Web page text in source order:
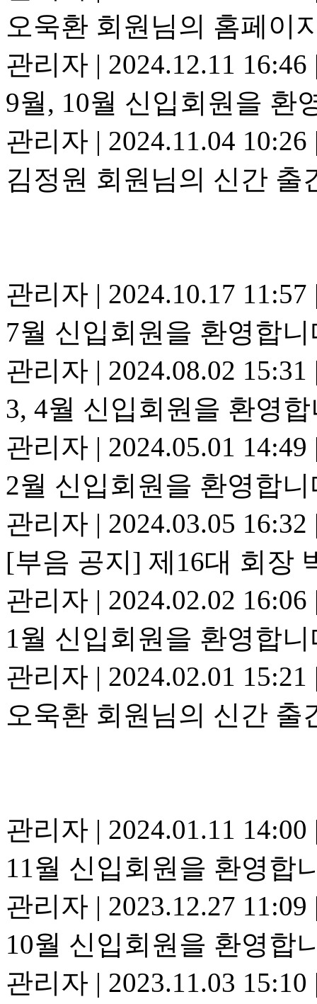
오욱환 회원님의 홈페이
관리자 | 2024.12.11 16:46
9월, 10월 신입회원을 환
관리자 | 2024.11.04 10:26
김정원 회원님의 신간 출
관리자 | 2024.10.17 11:57
7월 신입회원을 환영합니
관리자 | 2024.08.02 15:31
3, 4월 신입회원을 환영
관리자 | 2024.05.01 14:49
2월 신입회원을 환영합니
관리자 | 2024.03.05 16:32
[부음 공지] 제16대 회장
관리자 | 2024.02.02 16:06
1월 신입회원을 환영합니
관리자 | 2024.02.01 15:21
오욱환 회원님의 신간 출
관리자 | 2024.01.11 14:00
11월 신입회원을 환영합
관리자 | 2023.12.27 11:09
10월 신입회원을 환영합
관리자 | 2023.11.03 15:10